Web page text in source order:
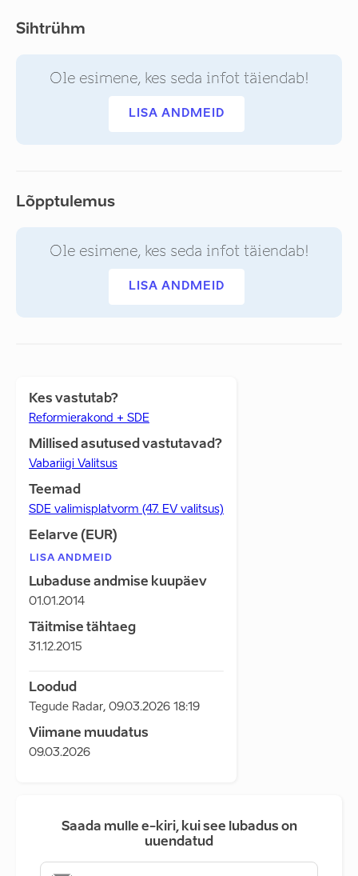
Sihtrühm
Ole esimene, kes seda infot täiendab!
LISA ANDMEID
Lõpptulemus
Ole esimene, kes seda infot täiendab!
LISA ANDMEID
Kes vastutab?
Reformierakond + SDE
Millised asutused vastutavad?
Vabariigi Valitsus
Teemad
SDE valimisplatvorm (47. EV valitsus)
Eelarve (EUR)
LISA ANDMEID
Lubaduse andmise kuupäev
01.01.2014
Täitmise tähtaeg
31.12.2015
Loodud
Tegude Radar, 09.03.2026 18:19
Viimane muudatus
09.03.2026
Saada mulle e-kiri, kui see lubadus on
uuendatud